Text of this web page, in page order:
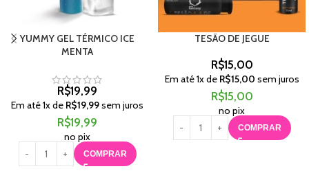
YUMMY GEL TÉRMICO ICE
MENTA
R$19,99
Em até1x de R$19,99sem juros
R$19,99
no pix
COMPRAR
TESÃO DE JEGUE
R$15,00
Em até1x de R$15,00 sem juros
R$15,00
no pix
COMPRAR